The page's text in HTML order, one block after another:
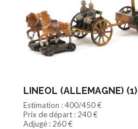
LINEOL (ALLEMAGNE) (1)
Estimation : 400/450 €
Prix de départ : 240 €
Adjugé : 260 €